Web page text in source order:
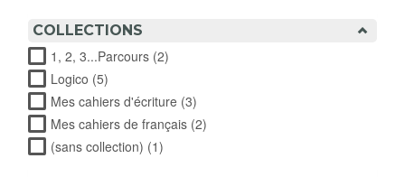
COLLECTIONS
1, 2, 3...Parcours (2)
Logico (5)
Mes cahiers d'écriture (3)
Mes cahiers de français (2)
(sans collection) (1)